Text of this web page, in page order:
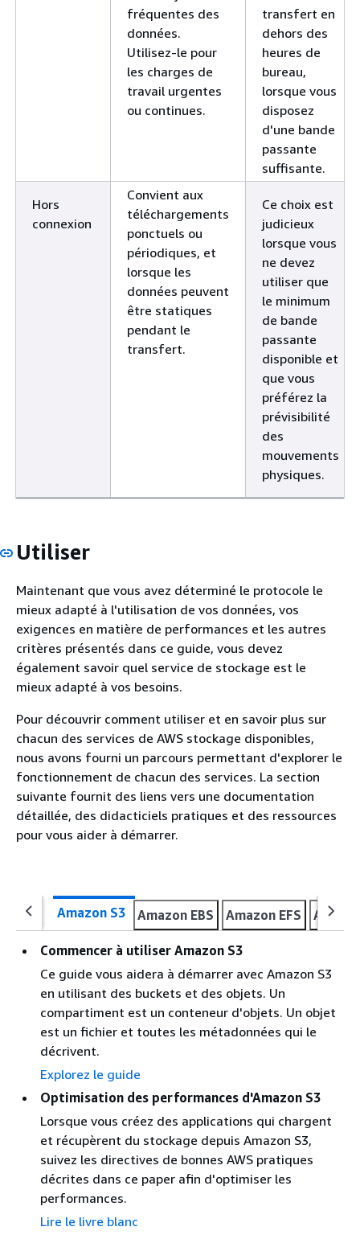
fréquentes des
données.
Utilisez-le pour
les charges de
travail urgentes
ou continues.
transfert en
dehors des
heures de
bureau,
lorsque vous
disposez
d'une bande
passante
suffisante.
Hors
connexion
Convient aux
téléchargements
ponctuels ou
périodiques, et
lorsque les
données peuvent
être statiques
pendant le
transfert.
Ce choix est
judicieux
lorsque vous
ne devez
utiliser que
le minimum
de bande
passante
disponible et
que vous
préférez la
prévisibilité
des
mouvements
physiques.
Utiliser
Maintenant que vous avez déterminé le protocole le
mieux adapté à l'utilisation de vos données, vos
exigences en matière de performances et les autres
critères présentés dans ce guide, vous devez
également savoir quel service de stockage est le
mieux adapté à vos besoins.
Pour découvrir comment utiliser et en savoir plus sur
chacun des services de AWS stockage disponibles,
nous avons fourni un parcours permettant d'explorer le
fonctionnement de chacun des services. La section
suivante fournit des liens vers une documentation
détaillée, des didacticiels pratiques et des ressources
pour vous aider à démarrer.
Amazon S3 Amazon EBS Amazon EFS
Commencer à utiliser Amazon S3
Ce guide vous aidera à démarrer avec Amazon S3
en utilisant des buckets et des objets. Un
compartiment est un conteneur d'objets. Un objet
est un fichier et toutes les métadonnées qui le
décrivent.
Explorez le guide
Optimisation des performances d'Amazon S3
Lorsque vous créez des applications qui chargent
et récupèrent du stockage depuis Amazon S3,
suivez les directives de bonnes AWS pratiques
décrites dans ce paper afin d'optimiser les
performances.
Lire le livre blanc